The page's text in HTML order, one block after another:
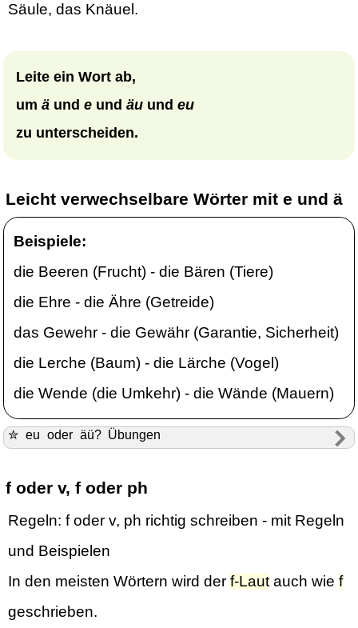
Säule, das Knäuel.
Leite ein Wort ab,
umä und e und äu undeu
zu unterscheiden.
Leicht verwechselbare Wörter mit e und ä
Beispiele:
die Beeren (Frucht) - die Bären (Tiere)
die Ehre - die Ähre (Getreide)
das Gewehr - die Gewähr (Garantie, Sicherheit)
die Lerche (Baum) - die Lärche (Vogel)
die Wende (die Umkehr) - die Wände (Mauern)
✮ eu oder äü? Übungen
f oder v, f oder ph
Regeln: f oder v, ph richtig schreiben - mit Regeln
und Beispielen
In den meisten Wörtern wird derf-Laut auch wief
geschrieben.